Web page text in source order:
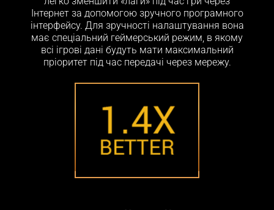
Інтернет за допомогою зручного програмного
інтерфейсу. Для зручності налаштування вона
має спеціальний геймерський режим, в якому
всі ігрові дані будуть мати максимальний
пріоритет під час передачі через мережу.